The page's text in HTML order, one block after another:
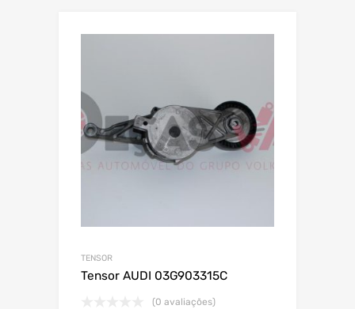
TENSOR
Tensor AUDI 03G903315C
(0 avaliações)